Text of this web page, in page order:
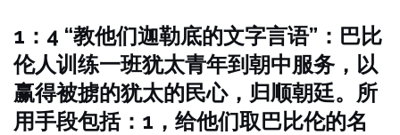
1：4 “教他们迦勒底的文字言语”：巴比
伦人训练一班犹太青年到朝中服务，以
赢得被掳的犹太的民心，归顺朝廷。所
用手段包括：1，给他们取巴比伦的名